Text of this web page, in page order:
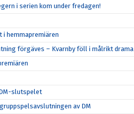
i serien kom under fredagen!
i hemmapremiären
förgäves – Kvarnby föll i målrikt drama
slutspelet
av DM